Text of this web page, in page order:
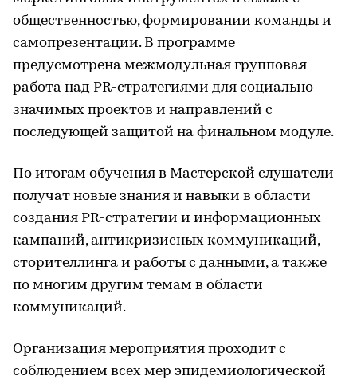
общественностью, формировании команды и
самопрезентации. В программе
предусмотрена межмодульная групповая
работа над PR-стратегиями для социально
значимых проектов и направлений с
последующей защитой на финальном модуле.
По итогам обучения в Мастерской слушатели
получат новые знания и навыки в области
создания PR-стратегии и информационных
кампаний, антикризисных коммуникаций,
сторителлинга и работы с данными, а также
по многим другим темам в области
коммуникаций.
Организация мероприятия проходит с
соблюдением всех мер эпидемиологической